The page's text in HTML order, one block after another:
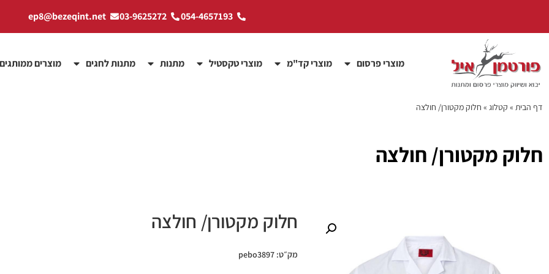
054-4657193
03-9625272
ep8@bezeqint.net
מוצרי פרסום מוצרי קד"מ מוצרי טקסטיל מתנות מתנות לחגים מוצרים ממותגים
דף הבית » קטלוג » חלוק מקטורן/ חולצה
חלוק מקטורן/ חולצה
חלוק מקטורן/ חולצה
מק״ט: pebo3897